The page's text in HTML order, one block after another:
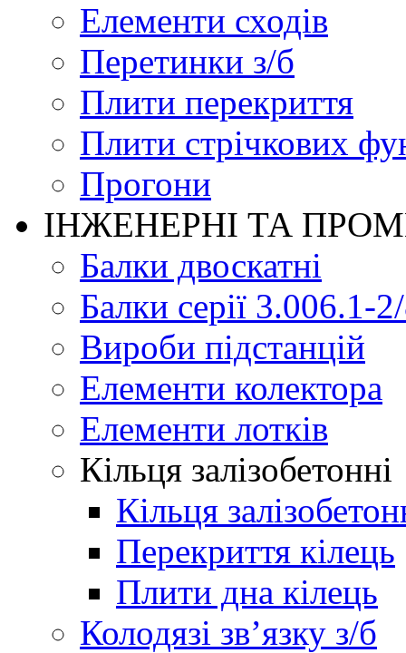
Елементи сходів
Перетинки з/б
Плити перекриття
Плити стрічкових
Прогони
ІНЖЕНЕРНІ ТА
Балки двоскатні
Балки серії 3.006.1-
Вироби підстанцій
Елементи колектора
Елементи лотків
Кільця залізобетонні
Кільця
Перекриття кілець
Плити дна кілець
Колодязі зв’язку з/б